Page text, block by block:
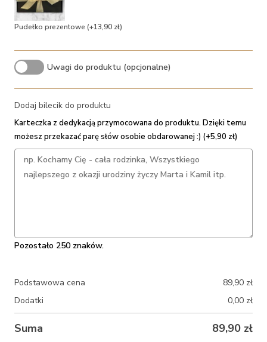
Pudełko prezentowe (+13,90 zł)
Uwagi do produktu (opcjonalne)
Dodaj bilecik do produktu
Karteczka z dedykacją przymocowana do produktu. Dzięki temu
możesz przekazać parę słów osobie obdarowanej :) (+5,90 zł)
Pozostało 250 znaków.
Podstawowa cena 89,90 zł
Dodatki
0,00 zł
Suma 89,90 zł